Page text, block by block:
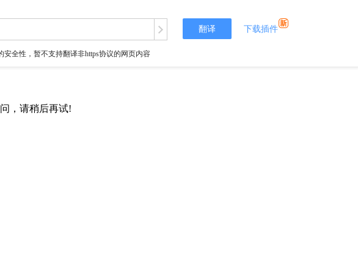
翻译 下载插件
全性，暂不支持翻译非https协议的网页内容